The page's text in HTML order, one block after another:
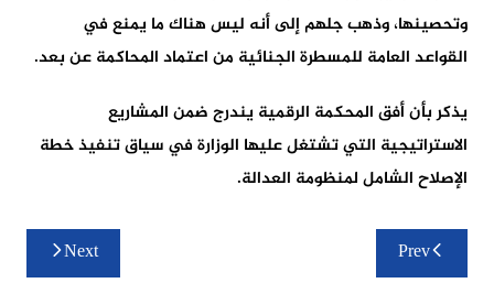
وتحصينها، وذهب جلهم إلى أنه ليس هناك ما يمنع في
القواعد العامة للمسطرة الجنائية من اعتماد المحاكمة عن بعد.
يذكر بأن أفق المحكمة الرقمية يندرج ضمن المشاريع
الاستراتيجية التي تشتغل عليها الوزارة في سياق تنفيذ خطة
الإصلاح الشامل لمنظومة العدالة.
تصفّح
المقالات
Prev
Next